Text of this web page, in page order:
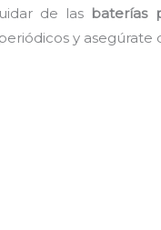
de las baterías
y